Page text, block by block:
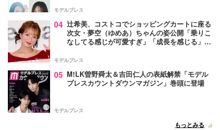
モデルプレス
04 辻希美、コストコでショッピングカートに座る
次女・夢空（ゆめあ）ちゃんの姿公開「乗りこ
なしてる感じが可愛すぎ」「成長を感じる」の
モデルプレス
05 M!LK曽野舜太＆吉田仁人の表紙解禁「モデル
プレスカウントダウンマガジン」巻頭に登場
モデルプレス
もっとみる